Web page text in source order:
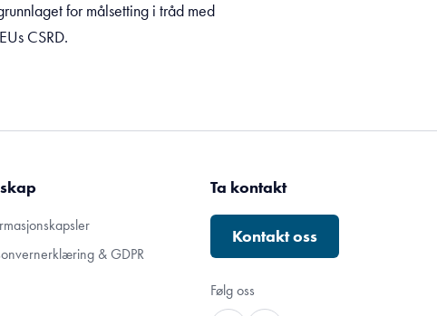
for målsetting i tråd med
CSRD.
& GDPR
Ta kontakt
Kontakt oss
Følg oss